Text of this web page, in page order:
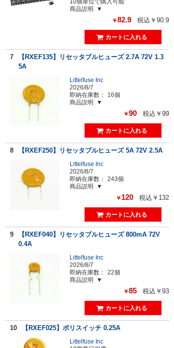
商品説明
￥82.9 税込￥90.9
7
【RXEF135】リセッタブルヒューズ 2.7A 72V 1.3
5A
Littelfuse Inc
2026/8/7
即納在庫数：
16個
商品説明
￥90 税込￥99
8 【RXEF250】リセッタブルヒューズ 5A 72V 2.5A
Littelfuse Inc
2026/8/7
即納在庫数：
243個
商品説明
￥ 120 税込￥132
9
【RXEF040】リセッタブルヒューズ 800mA 72V
0.4A
Littelfuse Inc
2026/8/7
即納在庫数：
22個
商品説明
￥85 税込￥93
10 【RXEF025】ポリスイッチ 0.25A
Littelfuse Inc